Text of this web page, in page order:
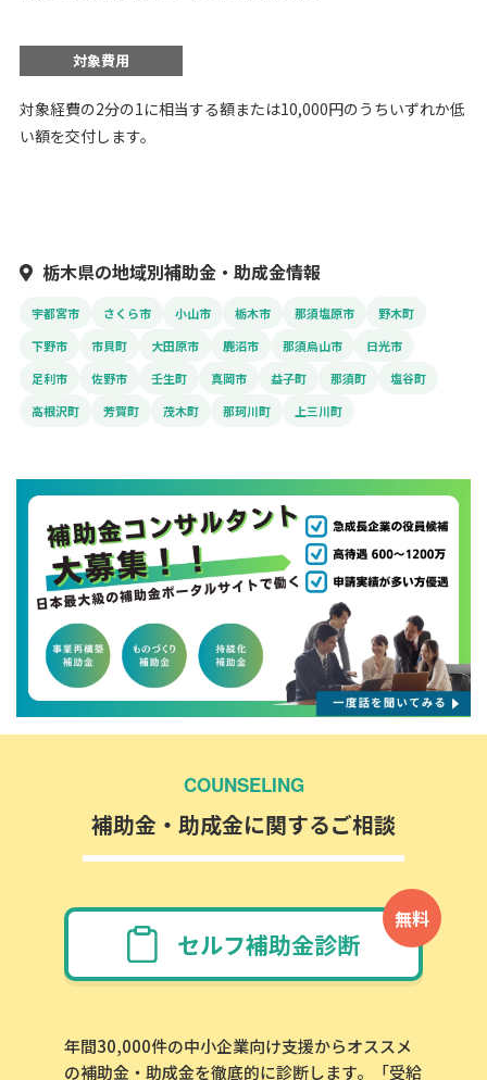
対象費用
対象経費の2分の1に相当する額または10,000円のうちいずれか低
い額を交付します。
栃木県の地域別補助金・助成金情報
宇都宮市 さくら市 小山市 栃木市 那須塩原市
野木町
下野市
市貝町 大田原市 鹿沼市 那須烏山市
日光市
足利市
佐野市 壬生町 真岡市 益子町 那須町
塩谷町
高根沢町
芳賀町 茂木町 那珂川町 上三川町
COUNSELING
補助金・助成金に関するご相談
無料
セルフ補助金診断
年間30,000件の中小企業向け支援からオススメ
の補助金・助成金を徹底的に診断します。「受給